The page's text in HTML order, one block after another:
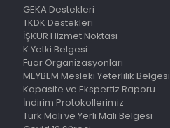
GEKA Destekleri
TKDK Destekleri
İŞKUR Hizmet Noktası
K Yetki Belgesi
Fuar Organizasyonları
MEYBEM Mesleki Yeterlilik Belgesi
Kapasite ve Ekspertiz Raporu
İndirim Protokollerimiz
Türk Malı ve Yerli Malı Belgesi